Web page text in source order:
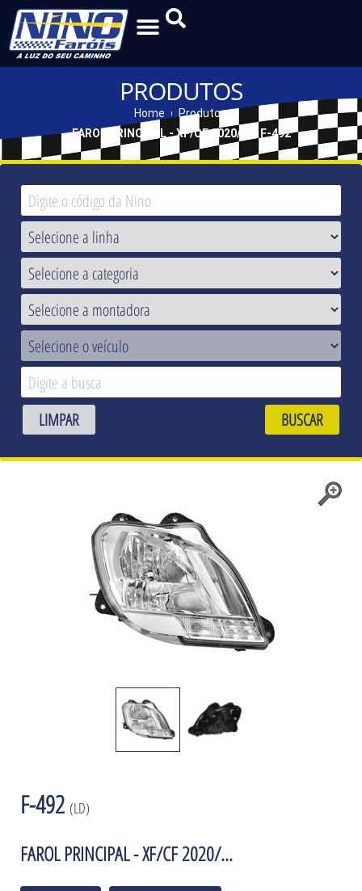
PRODUTOS
Home
Produtos
FAROL PRINCIPAL - XF/CF 2020/... - F-492
LIMPAR BUSCAR
F-492 (LD)
FAROL PRINCIPAL - XF/CF 2020/...